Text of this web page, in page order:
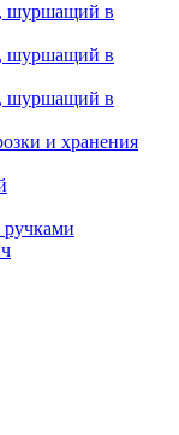
шуршащий в
шуршащий в
шуршащий в
и хранения
ручками